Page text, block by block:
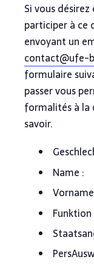
Si vous
participer à ce
envoyant un
contact@ufe-
formulaire
passer vous
formalités à la
savoir.
Name :
Funktion